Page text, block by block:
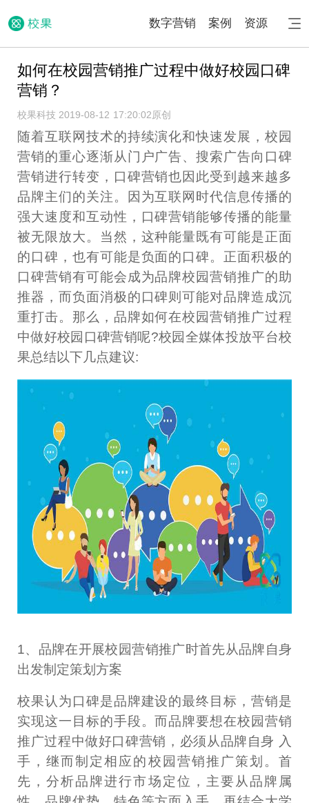
数字营销 案例 资源
如何在校园营销推广过程中做好校园口碑
营销？
校果科技 2019-08-12 17:20:02原创
随着互联网技术的持续演化和快速发展，校园
营销的重心逐渐从门户广告、搜索广告向口碑
营销进行转变，口碑营销也因此受到越来越多
品牌主们的关注。因为互联网时代信息传播的
强大速度和互动性，口碑营销能够传播的能量
被无限放大。当然，这种能量既有可能是正面
的口碑，也有可能是负面的口碑。正面积极的
口碑营销有可能会成为品牌校园营销推广的助
推器，而负面消极的口碑则可能对品牌造成沉
重打击。那么，品牌如何在校园营销推广过程
中做好校园口碑营销呢?校园全媒体投放平台校
果总结以下几点建议:
1、品牌在开展校园营销推广时首先从品牌自身
出发制定策划方案
校果认为口碑是品牌建设的最终目标，营销是
实现这一目标的手段。而品牌要想在校园营销
推广过程中做好口碑营销，必须从品牌自身 入
手，继而制定相应的校园营销推广策划。首
先，分析品牌进行市场定位，主要从品牌属